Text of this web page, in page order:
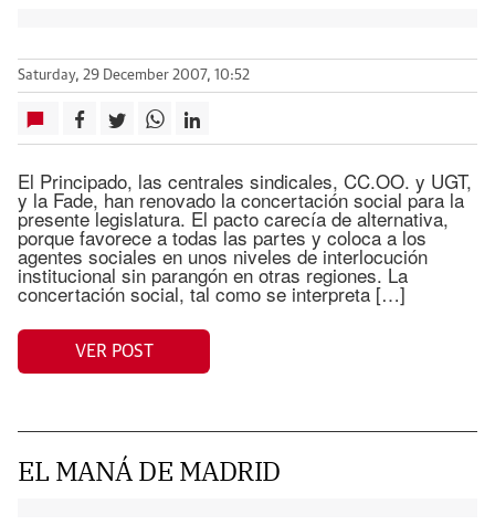
Saturday, 29 December 2007, 10:52
El Principado, las centrales sindicales, CC.OO. y UGT,
y la Fade, han renovado la concertación social para la
presente legislatura. El pacto carecía de alternativa,
porque favorece a todas las partes y coloca a los
agentes sociales en unos niveles de interlocución
institucional sin parangón en otras regiones. La
concertación social, tal como se interpreta […]
VER POST
EL MANÁ DE MADRID